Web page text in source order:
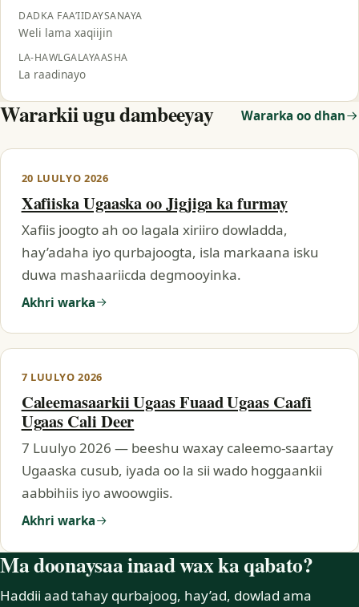
DADKA FAA’IIDAYSANAYA
Weli lama xaqiijin
LA-HAWLGALAYAASHA
La raadinayo
Wararkii ugu dambeeyay Wararka oo dhan
20 LUULYO 2026
Xafiiska Ugaaska oo Jigjiga ka furmay
Xafiis joogto ah oo lagala xiriiro dowladda,
hay’adaha iyo qurbajoogta, isla markaana isku
duwa mashaariicda degmooyinka.
Akhri warka
7 LUULYO 2026
Caleemasaarkii Ugaas Fuaad Ugaas Caafi
Ugaas Cali Deer
7 Luulyo 2026 — beeshu waxay caleemo-saartay
Ugaaska cusub, iyada oo la sii wado hoggaankii
aabbihiis iyo awoowgiis.
Akhri warka
Ma doonaysaa inaad wax ka qabato?
Haddii aad tahay qurbajoog, hay’ad, dowlad ama